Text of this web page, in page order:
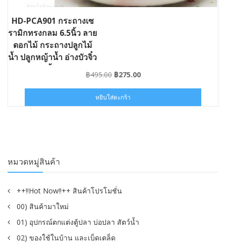
HD-PCA901 กระถางเซ
รามิกทรงกลม 6.5นิ้ว ลาย
ดอกไม้ กระถางปลูกไม้
น้ำ ปลูกหญ้าน้ำ อ่างบัวจิ๋ว
฿495.00 Original
was:
฿495.00.
฿275.00Current
฿275.00.
หยิบใส่ตะกร้า
หมวดหมู่สินค้า
++!!Hot Now!!++ สินค้าโปรโมชั่น
00) สินค้ามาใหม่
01) อุปกรณ์ตกแต่งตู้ปลา บ่อปลา สัตว์น้ำ
02) ของใช้ในบ้าน และเบ็ดเตล็ด